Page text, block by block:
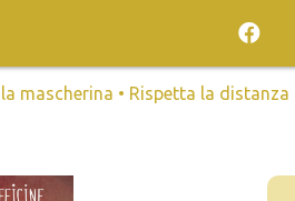
la mascherina • Rispetta la